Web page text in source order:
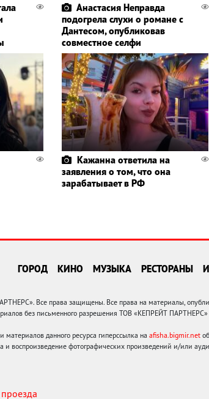
Анастасия Неправда
подогрела слухи о романе с
Дантесом, опубликовав
совместное селфи
Кажанна ответила на
заявления о том, что она
зарабатывает в РФ
ГОРОД КИНО МУЗЫКА РЕСТОРАНЫ
Все права защищены. Все права на материалы,
без письменного разрешения ТОВ «КЕПРЕЙТ ПАРТНЕРС»
данного ресурса гиперссылка на afisha.bigmir.net
и воспроизведение фотографических произведений и/или